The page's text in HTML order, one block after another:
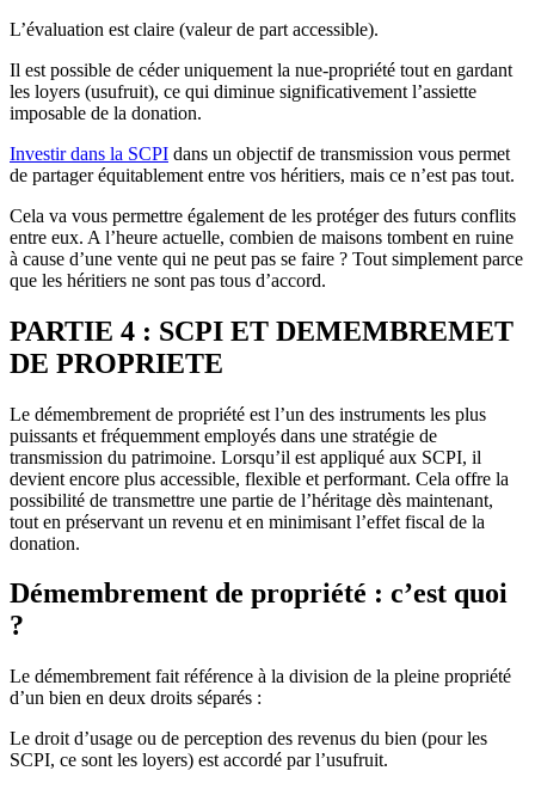
L’évaluation est claire (valeur de part accessible).
Il est possible de céder uniquement la nue-propriété tout en gardant
les loyers (usufruit), ce qui diminue significativement l’assiette
imposable de la donation.
Investir dans la SCPI dans un objectif de transmission vous permet
de partager équitablement entre vos héritiers, mais ce n’est pas tout.
Cela va vous permettre également de les protéger des futurs conflits
entre eux. A l’heure actuelle, combien de maisons tombent en ruine
à cause d’une vente qui ne peut pas se faire ? Tout simplement parce
que les héritiers ne sont pas tous d’accord.
PARTIE 4 : SCPI ET DEMEMBREMET
DE PROPRIETE
Le démembrement de propriété est l’un des instruments les plus
puissants et fréquemment employés dans une stratégie de
transmission du patrimoine. Lorsqu’il est appliqué aux SCPI, il
devient encore plus accessible, flexible et performant. Cela offre la
possibilité de transmettre une partie de l’héritage dès maintenant,
tout en préservant un revenu et en minimisant l’effet fiscal de la
donation.
Démembrement de propriété : c’est quoi
?
Le démembrement fait référence à la division de la pleine propriété
d’un bien en deux droits séparés :
Le droit d’usage ou de perception des revenus du bien (pour les
SCPI, ce sont les loyers) est accordé par l’usufruit.